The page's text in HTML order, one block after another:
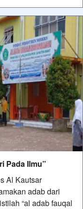
Pada Ilmu”
Al Kautsar
adab dari
“al adab fauqal